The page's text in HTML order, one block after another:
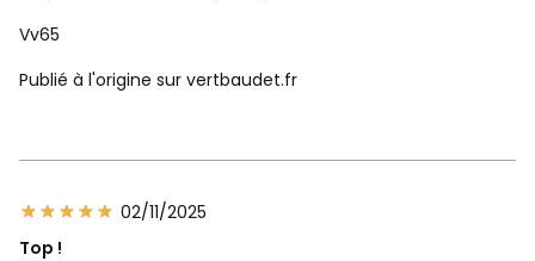
Vv65
Publié à l'origine sur vertbaudet.fr
02/11/2025
Top !